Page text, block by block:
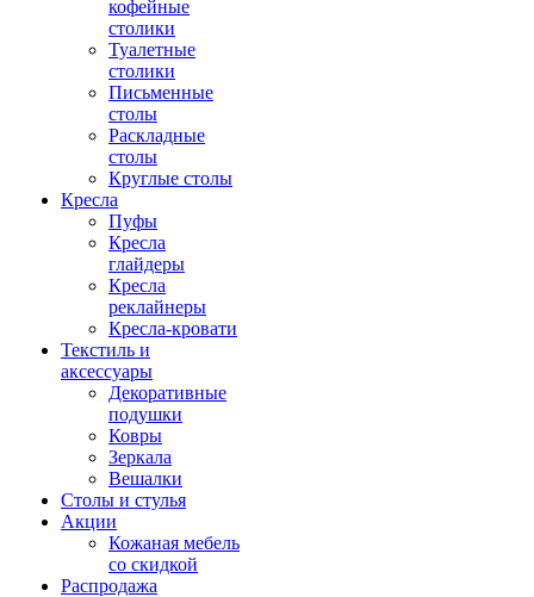
кофейные
столики
Туалетные
столики
Письменные
столы
Раскладные
столы
Круглые столы
Кресла
Пуфы
Кресла
глайдеры
Кресла
реклайнеры
Кресла-кровати
Текстиль и
аксессуары
Декоративные
подушки
Ковры
Зеркала
Вешалки
Столы и стулья
Акции
Кожаная мебель
со скидкой
Распродажа